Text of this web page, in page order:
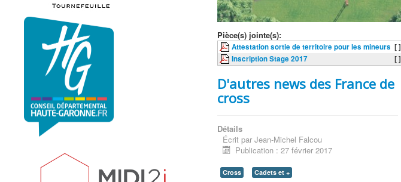
Pièce(s) jointe(s):
Attestation sortie de territoire pour les mineurs [ ]
Inscription Stage 2017
[ ]
D'autres news des France de
cross
Détails
Écrit par Jean-Michel Falcou
Publication : 27 février 2017
Cross Cadets et +